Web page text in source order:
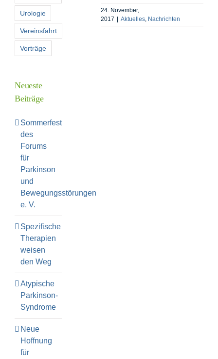
24. November,
2017
Aktuelles, Nachrichten
Urologie
Vereinsfahrt
Vorträge
Neueste
Beiträge
Sommerfest
des
Forums
für
Parkinson
und
Bewegungsstörungen
e. V.
Spezifische
Therapien
weisen
den Weg
Atypische
Parkinson-
Syndrome
Neue
Hoffnung
für